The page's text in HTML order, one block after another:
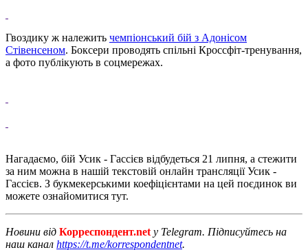
Гвоздику ж належить чемпіонський бій з Адонісом
Стівенсеном. Боксери проводять спільні Кроссфіт-тренування,
а фото публікують в соцмережах.
Нагадаємо, бій Усик - Гассієв відбудеться 21 липня, а стежити
за ним можна в нашій текстовій онлайн трансляції Усик -
Гассієв. З букмекерськими коефіцієнтами на цей поєдинок ви
можете ознайомитися тут.
Новини від Корреспондент.net у Telegram. Підписуйтесь на
наш канал https://t.me/korrespondentnet.